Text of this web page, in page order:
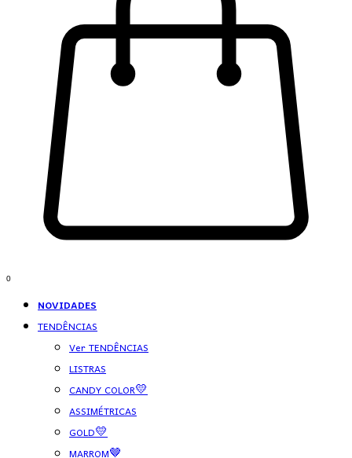
0
NOVIDADES
TENDÊNCIAS
Ver TENDÊNCIAS
LISTRAS
CANDY COLOR💛
ASSIMÉTRICAS
GOLD💛